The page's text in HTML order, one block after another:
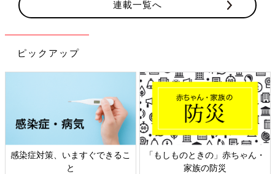
連載一覧へ
ピックアップ
感染症対策、いますぐできるこ
と
「もしものときの」赤ちゃん・
家族の防災